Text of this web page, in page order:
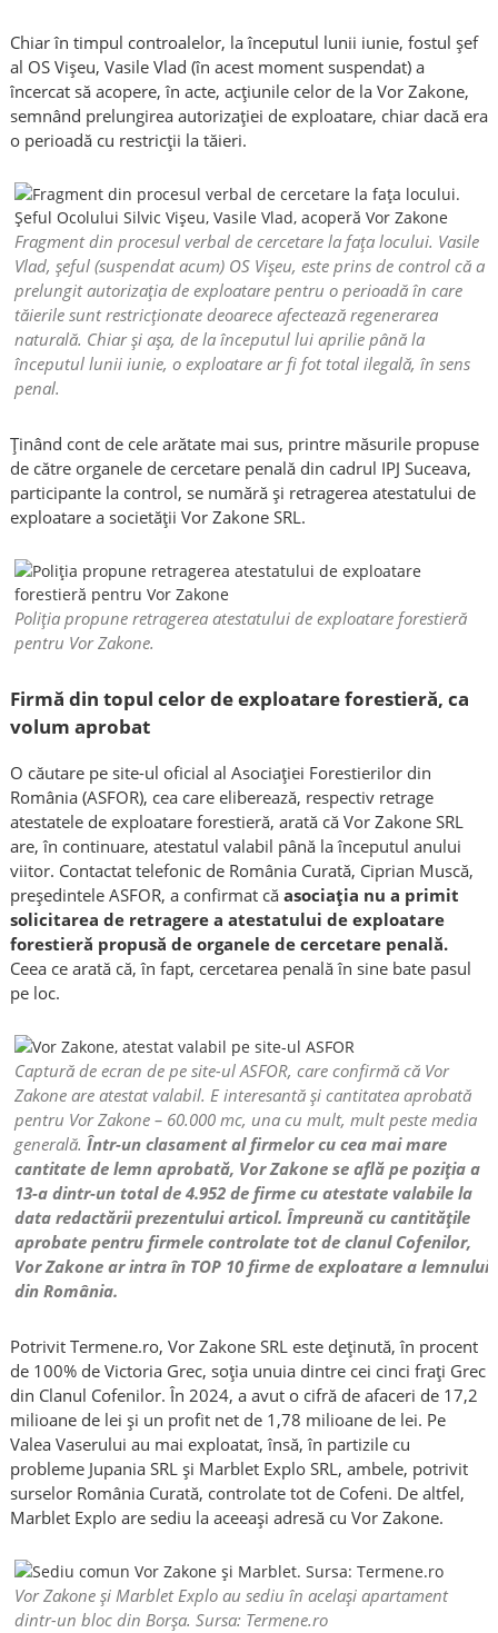
Chiar în timpul controalelor, la începutul lunii iunie, fostul șef
al OS Vișeu, Vasile Vlad (în acest moment suspendat) a
încercat să acopere, în acte, acțiunile celor de la Vor Zakone,
semnând prelungirea autorizației de exploatare, chiar dacă era
o perioadă cu restricții la tăieri.
Fragment din procesul verbal de cercetare la fața locului. Vasile
Vlad, șeful (suspendat acum) OS Vișeu, este prins de control că a
prelungit autorizația de exploatare pentru o perioadă în care
tăierile sunt restricționate deoarece afectează regenerarea
naturală. Chiar și așa, de la începutul lui aprilie până la
începutul lunii iunie, o exploatare ar fi fot total ilegală, în sens
penal.
Ținând cont de cele arătate mai sus, printre măsurile propuse
de către organele de cercetare penală din cadrul IPJ Suceava,
participante la control, se numără și retragerea atestatului de
exploatare a societății Vor Zakone SRL.
Poliția propune retragerea atestatului de exploatare forestieră
pentru Vor Zakone.
Firmă din topul celor de exploatare forestieră, ca
volum aprobat
O căutare pe site-ul oficial al Asociației Forestierilor din
România (ASFOR), cea care eliberează, respectiv retrage
atestatele de exploatare forestieră, arată că Vor Zakone SRL
are, în continuare, atestatul valabil până la începutul anului
viitor. Contactat telefonic de România Curată, Ciprian Muscă,
președintele ASFOR, a confirmat că asociația nu a primit
solicitarea de retragere a atestatului de exploatare
forestieră propusă de organele de cercetare penală.
Ceea ce arată că, în fapt, cercetarea penală în sine bate pasul
pe loc.
Captură de ecran de pe site-ul ASFOR, care confirmă că Vor
Zakone are atestat valabil. E interesantă și cantitatea aprobată
pentru Vor Zakone – 60.000 mc, una cu mult, mult peste media
generală.Într-un clasament al firmelor cu cea mai mare
cantitate de lemn aprobată, Vor Zakone se află pe poziția a
13-a dintr-un total de 4.952 de firme cu atestate valabile la
data redactării prezentului articol. Împreună cu cantitățile
aprobate pentru firmele controlate tot de clanul Cofenilor,
Vor Zakone ar intra în TOP 10 firme de exploatare a lemnului
din România.
Potrivit Termene.ro, Vor Zakone SRL este deținută, în procent
de 100% de Victoria Grec, soția unuia dintre cei cinci frați Grec
din Clanul Cofenilor. În 2024, a avut o cifră de afaceri de 17,2
milioane de lei și un profit net de 1,78 milioane de lei. Pe
Valea Vaserului au mai exploatat, însă, în partizile cu
probleme Jupania SRL și Marblet Explo SRL, ambele, potrivit
surselor România Curată, controlate tot de Cofeni. De altfel,
Marblet Explo are sediu la aceeași adresă cu Vor Zakone.
Vor Zakone și Marblet Explo au sediu în același apartament
dintr-un bloc din Borșa. Sursa: Termene.ro